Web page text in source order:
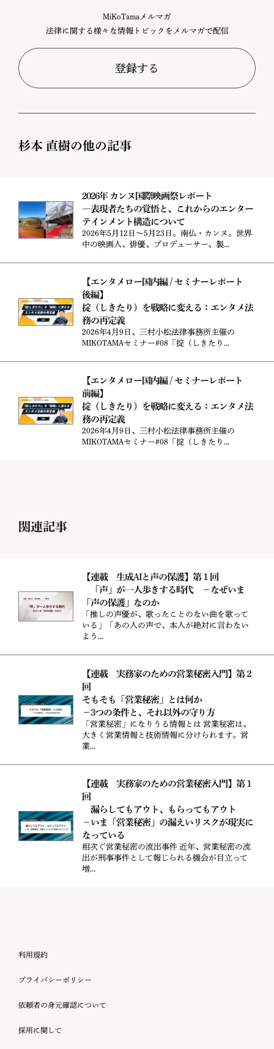
MiKoTamaメルマガ
法律に関する様々な情報トピックをメルマガで配信
登録する
杉本 直樹の他の記事
2026年 カンヌ国際映画祭レポート
―表現者たちの覚悟と、これからのエンター
テインメント構造について
2026年5月12日～5月23日。南仏・カンヌ。世界
中の映画人、俳優、プロデューサー、製...
【エンタメロー国内編 / セミナーレポート
後編】
掟（しきたり）を戦略に変える：エンタメ法
務の再定義
2026年4月9日、三村小松法律事務所主催の
MIKOTAMAセミナー#08「掟（しきたり...
【エンタメロー国内編 / セミナーレポート
前編】
掟（しきたり）を戦略に変える：エンタメ法
務の再定義
2026年4月9日、三村小松法律事務所主催の
MIKOTAMAセミナー#08「掟（しきたり...
関連記事
【連載 生成AIと声の保護】第１回
「声」が一人歩きする時代 －なぜいま
「声の保護」なのか
「推しの声優が、歌ったことのない曲を歌って
いる」「あの人の声で、本人が絶対に言わない
よう...
【連載 実務家のための営業秘密入門】第２
回
そもそも「営業秘密」とは何か
－3つの条件と、それ以外の守り方
「営業秘密」になりうる情報とは 営業秘密は、
大きく営業情報と技術情報に分けられます。営
業...
【連載 実務家のための営業秘密入門】第１
回
漏らしてもアウト、もらってもアウト
－いま「営業秘密」の漏えいリスクが現実に
なっている
相次ぐ営業秘密の流出事件 近年、営業秘密の流
出が刑事事件として報じられる機会が目立って
増...
利用規約
プライバシーポリシー
依頼者の身元確認について
採用に関して